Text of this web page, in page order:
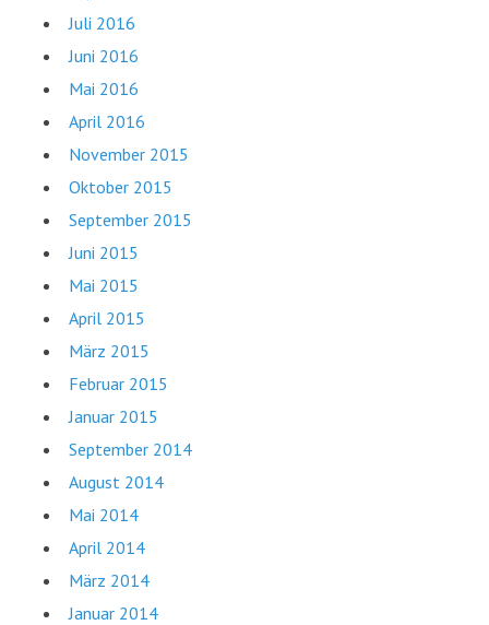
Juli 2016
Juni 2016
Mai 2016
April 2016
November 2015
Oktober 2015
September 2015
Juni 2015
Mai 2015
April 2015
März 2015
Februar 2015
Januar 2015
September 2014
August 2014
Mai 2014
April 2014
März 2014
Januar 2014